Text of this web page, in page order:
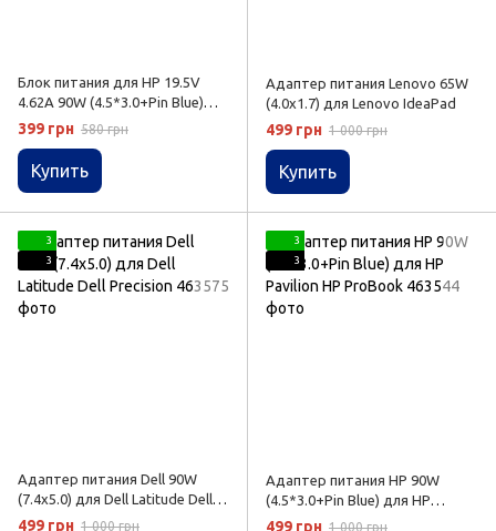
Блок питания для HP 19.5V
4.62A 90W (4.5*3.0+Pin Blue)
для HP Pavilion HP ProBook
399 грн 580 грн
Купить
Адаптер питания Lenovo 65W
(4.0x1.7) для Lenovo IdeaPad
499 грн 1 000 грн
Купить
3
3
Адаптер питания Dell 90W
(7.4x5.0) для Dell Latitude Dell
Precision
499 грн 1 000 грн
3
3
Адаптер питания HP 90W
(4.5*3.0+Pin Blue) для HP
Pavilion HP ProBook
499 грн 1 000 грн